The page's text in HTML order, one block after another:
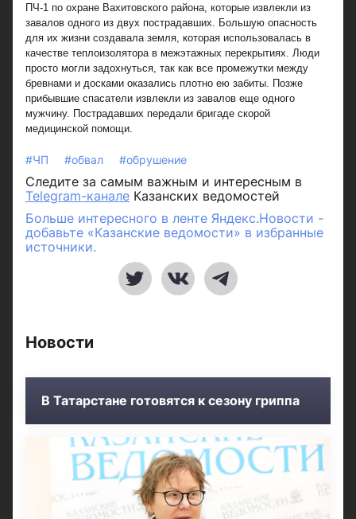
ПЧ-1 по охране Вахитовского района, которые извлекли из
завалов одного из двух пострадавших. Большую опасность
для их жизни создавала земля, которая использовалась в
качестве теплоизолятора в межэтажных перекрытиях. Люди
просто могли задохнуться, так как все промежутки между
бревнами и досками оказались плотно ею забиты. Позже
прибывшие спасатели извлекли из завалов еще одного
мужчину. Пострадавших передали бригаде скорой
медицинской помощи.
#ЧП #обвал #обрушение
Следите за самым важным и интересным в
Telegram-канале Казанских ведомостей
Больше интересного в ленте Яндекс.Новости -
добавьте «Казанские ведомости» в избранные
источники.
Новости
В Татарстане готовятся к сезону гриппа